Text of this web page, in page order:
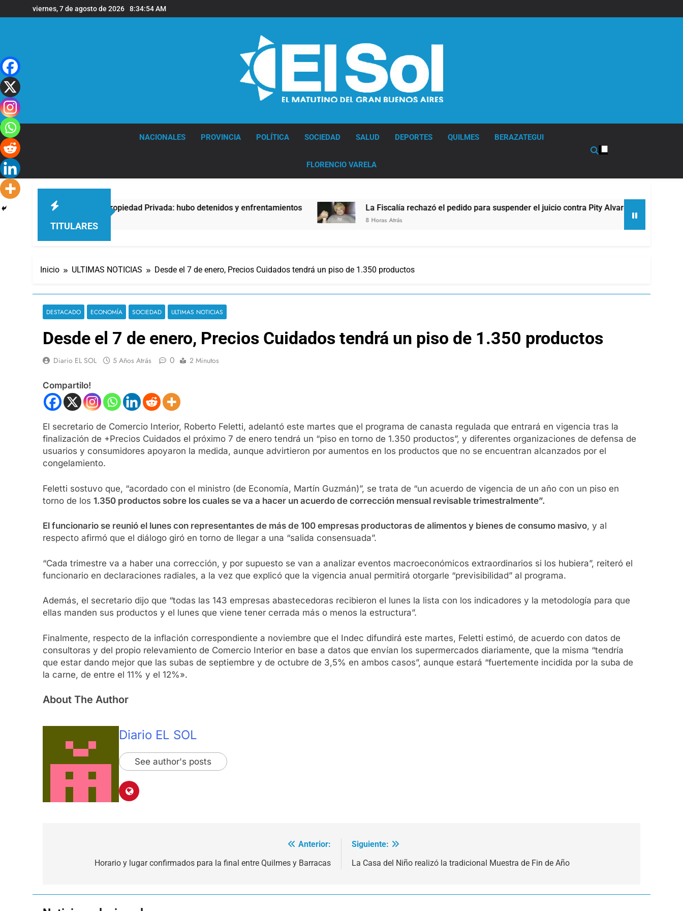
al
viernes, 7 de agosto de 2026 8:34:55 AM
NACIONALES PROVINCIA POLÍTICA SOCIEDAD SALUD DEPORTES QUILMES BERAZATEGUI
FLORENCIO VARELA
TITULARES
contra la Ley de Propiedad Privada: hubo detenidos y enfrentamientos La Fiscalía rechazó el pedido para suspender el juicio contra Pity Alvarez
8 Horas Atrás
Inicio ULTIMAS NOTICIAS Desde el 7 de enero, Precios Cuidados tendrá un piso de 1.350 productos
DESTACADO ECONOMÍA SOCIEDAD ULTIMAS NOTICIAS
Desde el 7 de enero, Precios Cuidados tendrá un piso de 1.350 productos
Diario EL SOL 5 Años Atrás 0 2 Minutos
Compartilo!
El secretario de Comercio Interior, Roberto Feletti, adelantó este martes que el programa de canasta regulada que entrará en vigencia tras la
finalización de +Precios Cuidados el próximo 7 de enero tendrá un “piso en torno de 1.350 productos”, y diferentes organizaciones de defensa de
usuarios y consumidores apoyaron la medida, aunque advirtieron por aumentos en los productos que no se encuentran alcanzados por el
congelamiento.
Feletti sostuvo que, “acordado con el ministro (de Economía, Martín Guzmán)”, se trata de “un acuerdo de vigencia de un año con un piso en
torno de los 1.350 productos sobre los cuales se va a hacer un acuerdo de corrección mensual revisable trimestralmente”.
El funcionario se reunió el lunes con representantes de más de 100 empresas productoras de alimentos y bienes de consumo masivo, y al
respecto afirmó que el diálogo giró en torno de llegar a una “salida consensuada”.
“Cada trimestre va a haber una corrección, y por supuesto se van a analizar eventos macroeconómicos extraordinarios si los hubiera”, reiteró el
funcionario en declaraciones radiales, a la vez que explicó que la vigencia anual permitirá otorgarle “previsibilidad” al programa.
Además, el secretario dijo que “todas las 143 empresas abastecedoras recibieron el lunes la lista con los indicadores y la metodología para que
ellas manden sus productos y el lunes que viene tener cerrada más o menos la estructura”.
Finalmente, respecto de la inflación correspondiente a noviembre que el Indec difundirá este martes, Feletti estimó, de acuerdo con datos de
consultoras y del propio relevamiento de Comercio Interior en base a datos que envían los supermercados diariamente, que la misma “tendría
que estar dando mejor que las subas de septiembre y de octubre de 3,5% en ambos casos”, aunque estará “fuertemente incidida por la suba de
la carne, de entre el 11% y el 12%».
About The Author
Diario EL SOL
See author's posts
Anterior:
Horario y lugar confirmados para la final entre Quilmes y Barracas
Siguiente:
La Casa del Niño realizó la tradicional Muestra de Fin de Año